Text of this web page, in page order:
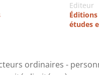
Editeur
études
ordinaires -